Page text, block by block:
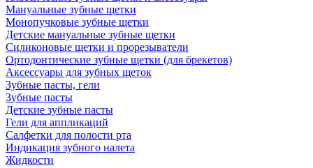
Мануальные зубные щетки
Монопучковые зубные щетки
Детские мануальные зубные щетки
Силиконовые щетки и прорезыватели
Ортодонтические зубные щетки (для брекетов)
Аксессуары для зубных щеток
Зубные пасты, гели
Зубные пасты
Детские зубные пасты
Гели для аппликаций
Салфетки для полости рта
Индикация зубного налета
Жидкости